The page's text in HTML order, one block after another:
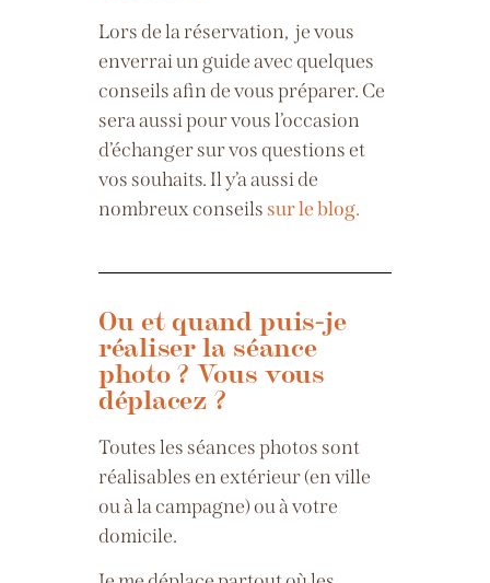
Lors de la réservation, je vous
enverrai un guide avec quelques
conseils afin de vous préparer. Ce
sera aussi pour vous l’occasion
d’échanger sur vos questions et
vos souhaits. Il y’a aussi de
nombreux conseilssur le blog.
Ou et quand puis-je
réaliser la séance
photo ? Vous vous
déplacez ?
Toutes les séances photos sont
réalisables en extérieur (en ville
ou à la campagne) ou à votre
domicile.